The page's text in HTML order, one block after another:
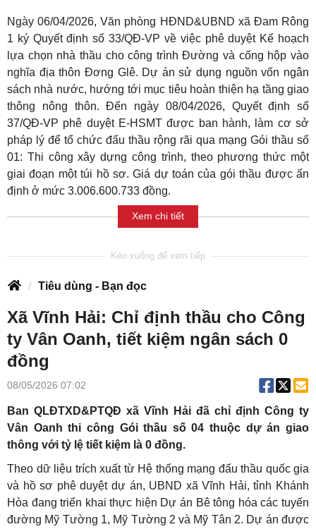
Ngày 06/04/2026, Văn phòng HĐND&UBND xã Đam Rông
1 ký Quyết định số 33/QĐ-VP về việc phê duyệt Kế hoạch
lựa chọn nhà thầu cho công trình Đường và cống hộp vào
nghĩa địa thôn Đơng Glê. Dự án sử dụng nguồn vốn ngân
sách nhà nước, hướng tới mục tiêu hoàn thiện hạ tầng giao
thông nông thôn. Đến ngày 08/04/2026, Quyết định số
37/QĐ-VP phê duyệt E-HSMT được ban hành, làm cơ sở
pháp lý để tổ chức đấu thầu rộng rãi qua mạng Gói thầu số
01: Thi công xây dựng công trình, theo phương thức một
giai đoạn một túi hồ sơ. Giá dự toán của gói thầu được ấn
định ở mức 3.006.600.733 đồng.
Xem chi tiết
Tiêu dùng - Bạn đọc
Xã Vĩnh Hải: Chỉ định thầu cho Công
ty Vân Oanh, tiết kiệm ngân sách 0
đồng
08/05/2026 07:02
Ban QLĐTXD&PTQĐ xã Vĩnh Hải đã chỉ định Công ty
Vân Oanh thi công Gói thầu số 04 thuộc dự án giao
thông với tỷ lệ tiết kiệm là 0 đồng.
Theo dữ liệu trích xuất từ Hệ thống mạng đấu thầu quốc gia
và hồ sơ phê duyệt dự án, UBND xã Vĩnh Hải, tỉnh Khánh
Hòa đang triển khai thực hiện Dự án Bê tông hóa các tuyến
đường Mỹ Tường 1, Mỹ Tường 2 và Mỹ Tân 2. Dự án được